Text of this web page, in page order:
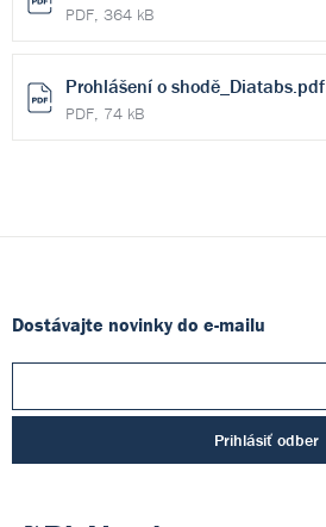
PDF, 364 kB
Prohlášení o shodě_Diatabs.pdf
PDF, 74 kB
Dostávajte novinky do e-mailu
Prihlásiť odber